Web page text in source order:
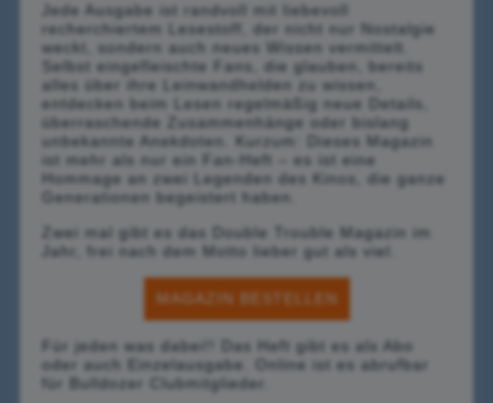
Jede Ausgabe ist randvoll mit liebevoll
recherchiertem Lesestoff, der nicht nur Nostalgie
weckt, sondern auch neues Wissen vermittelt.
Selbst eingefleischte Fans, die glauben, bereits
alles über ihre Leinwandhelden zu wissen,
entdecken beim Lesen regelmäßig neue Details,
überraschende Zusammenhänge oder bislang
unbekannte Anekdoten. Kurzum: Dieses Magazin
ist mehr als nur ein Fan-Heft – es ist eine
Hommage an zwei Legenden des Kinos, die ganze
Generationen begeistert haben.
Zwei mal gibt es das Double Trouble Magazin im
Jahr, frei nach dem Motto lieber gut als viel.
MAGAZIN BESTELLEN
Für jeden was dabei!! Das Heft gibt es als Abo
oder auch Einzelausgabe. Online ist es abrufbar
für Bulldozer Clubmitglieder.